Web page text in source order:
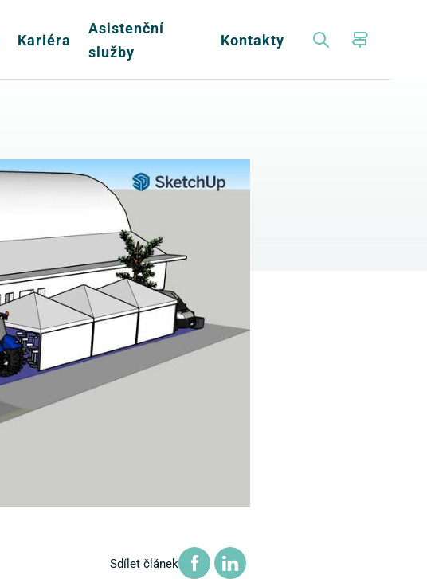
Kariéra
Asistenční
služby
Kontakty
Sdílet článek